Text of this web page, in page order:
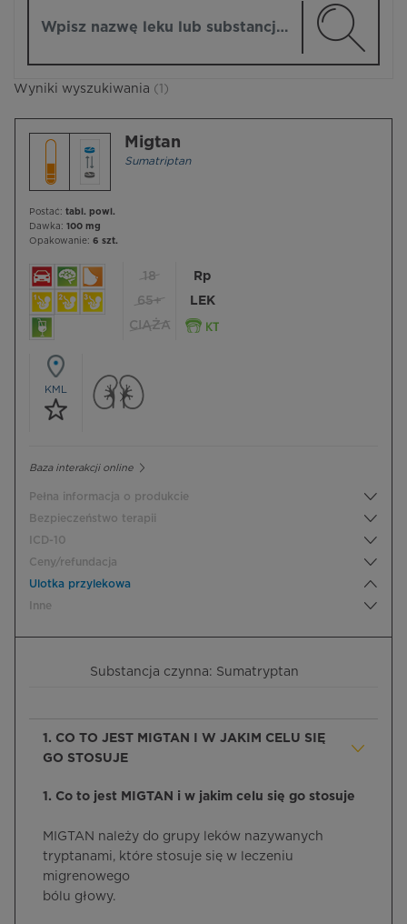
Wyniki wyszukiwania (1)
Migtan
Sumatriptan
Postać: tabl. powl.
Dawka: 100 mg
Opakowanie: 6 szt.
18
65+
CIĄŻA
Rp
LEK
KML
Baza interakcji online
Pełna informacja o produkcie
Bezpieczeństwo terapii
ICD-10
Ceny/refundacja
Ulotka przylekowa
Inne
Substancja czynna: Sumatryptan
1. CO TO JEST MIGTAN I W JAKIM CELU SIĘ
GO STOSUJE
1. Co to jest MIGTAN i w jakim celu się go stosuje
MIGTAN należy do grupy leków nazywanych
tryptanami, które stosuje się w leczeniu
migrenowego
bólu głowy.